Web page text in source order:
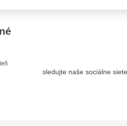
sledujte naše sociálne siete